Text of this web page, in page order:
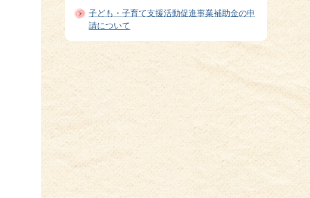
子ども・子育て支援活動促進事業補助金の申
請について